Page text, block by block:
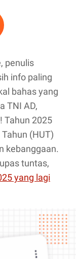
penulis
info paling
bahas yang
TNI AD,
Tahun 2025
(HUT)
kebanggaan.
tuntas,
yang lagi